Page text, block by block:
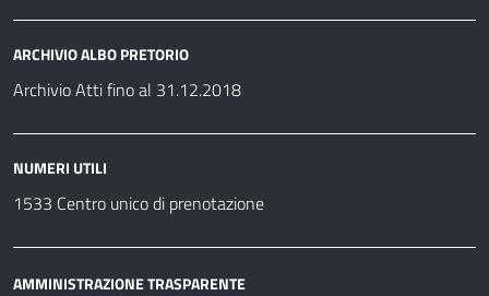
ARCHIVIO ALBO PRETORIO
Archivio Atti fino al 31.12.2018
NUMERI UTILI
1533 Centro unico di prenotazione
AMMINISTRAZIONE TRASPARENTE